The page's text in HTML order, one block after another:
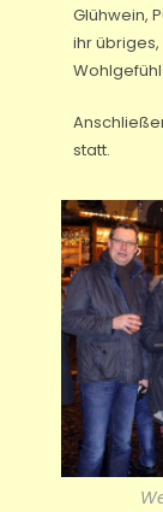
Glühwein,
ihr
statt.